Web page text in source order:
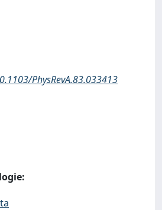
PhysRevA.83.033413